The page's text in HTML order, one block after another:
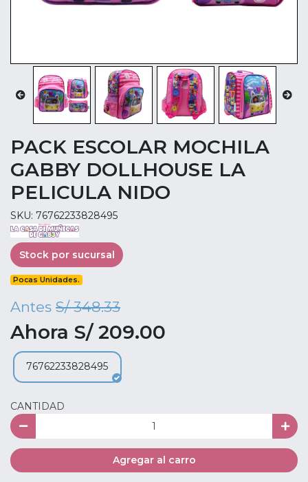
PACK ESCOLAR MOCHILA
GABBY DOLLHOUSE LA
PELICULA NIDO
SKU: 76762233828495
Stock por sucursal
Pocas Unidades.
Antes S/ 348.33
Ahora S/ 209.00
76762233828495
CANTIDAD
Agregar al carro